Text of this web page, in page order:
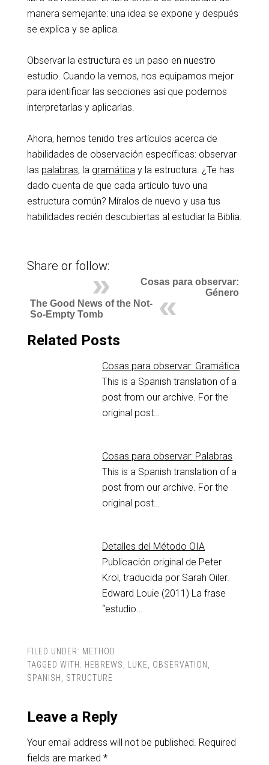
manera semejante: una idea se expone y después
se explica y se aplica.
Observar la estructura es un paso en nuestro
estudio. Cuando la vemos, nos equipamos mejor
para identificar las secciones así que podemos
interpretarlas y aplicarlas.
Ahora, hemos tenido tres artículos acerca de
habilidades de observación específicas: observar
las palabras, la gramáticay la estructura. ¿Te has
dado cuenta de que cada artículo tuvo una
estructura común? Míralos de nuevo y usa tus
habilidades recién descubiertas al estudiar la Biblia.
Share or follow:
Cosas para observar:
Género
The Good News of the Not-
So-Empty Tomb
Related Posts
Cosas para observar: Gramática
This is a Spanish translation of a
post from our archive. For the
original post…
Cosas para observar: Palabras
This is a Spanish translation of a
post from our archive. For the
original post…
Detalles del Método OIA
Publicación original de Peter
Krol, traducida por Sarah Oiler.
Edward Louie (2011) La frase
“estudio…
FILED UNDER: METHOD
TAGGED WITH: HEBREWS, LUKE, OBSERVATION ,
SPANISH, STRUCTURE
Leave a Reply
Your email address will not be published. Required
fields are marked *